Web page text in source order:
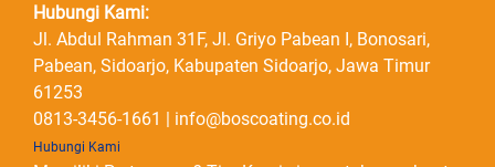
Hubungi Kami:
Jl. Abdul Rahman 31F, Jl. Griyo Pabean I, Bonosari,
Pabean, Sidoarjo, Kabupaten Sidoarjo, Jawa Timur
61253
0813-3456-1661 | info@boscoating.co.id
Hubungi Kami